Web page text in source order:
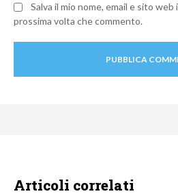
Salva il mio nome, email e sito
prossima volta che commento.
Articoli correlati